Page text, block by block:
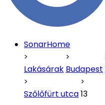
SonarHome
Lakásárak Budapest
Szőlőfürt utca13